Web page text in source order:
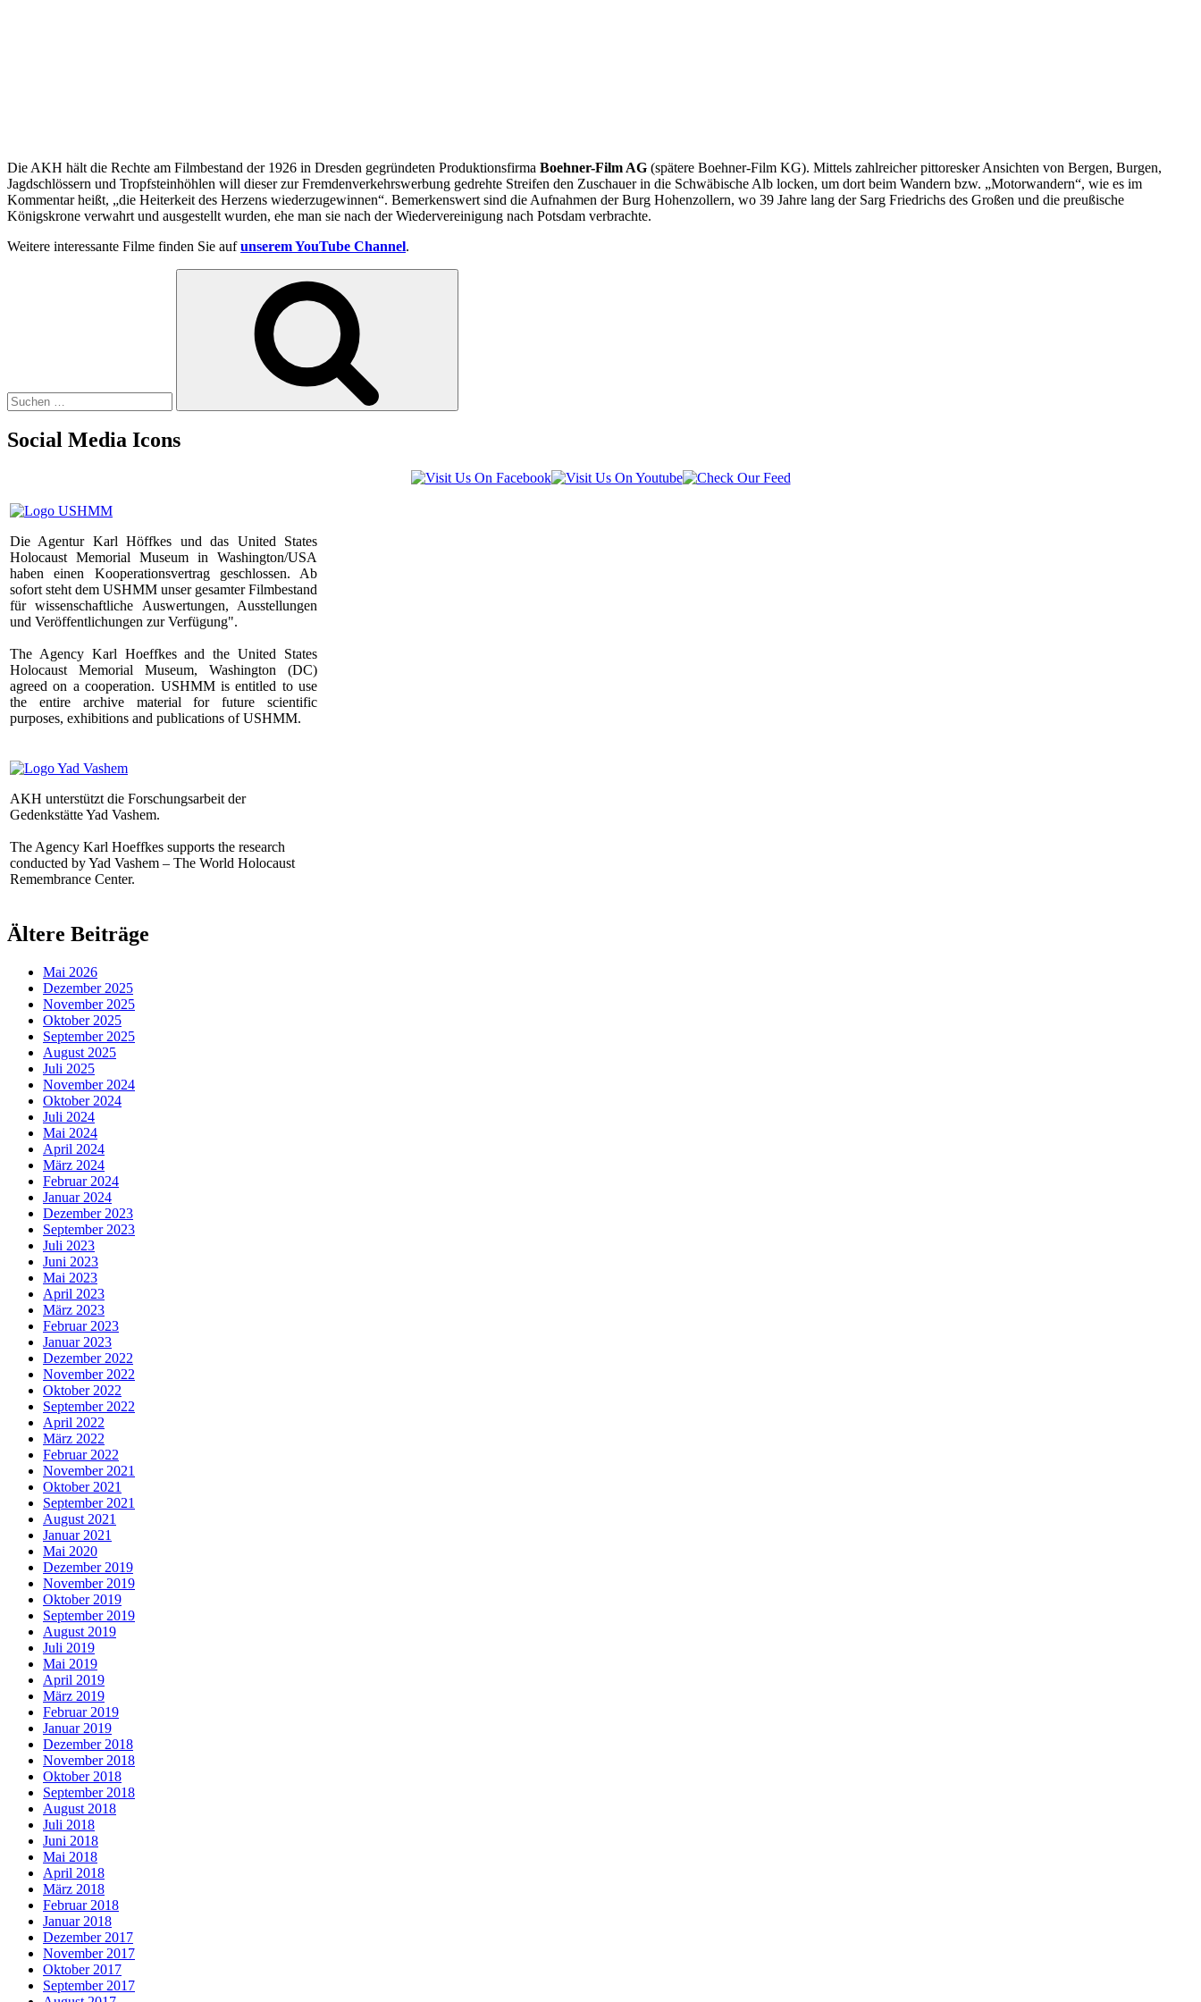
Die AKH hält die Rechte am Filmbestand der 1926 in Dresden gegründeten Produktionsfirma Boehner-Film AG (spätere Boehner-Film KG). Mittels zahlreicher pittoresker Ansichten von Bergen, Burgen,
Jagdschlössern und Tropfsteinhöhlen will dieser zur Fremdenverkehrswerbung gedrehte Streifen den Zuschauer in die Schwäbische Alb locken, um dort beim Wandern bzw. „Motorwandern“, wie es im
Kommentar heißt, „die Heiterkeit des Herzens wiederzugewinnen“. Bemerkenswert sind die Aufnahmen der Burg Hohenzollern, wo 39 Jahre lang der Sarg Friedrichs des Großen und die preußische
Königskrone verwahrt und ausgestellt wurden, ehe man sie nach der Wiedervereinigung nach Potsdam verbrachte.
Weitere interessante Filme finden Sie aufunserem YouTube Channel.
Social Media Icons
Die Agentur Karl Höffkes und das United States
Holocaust Memorial Museum in Washington/USA
haben einen Kooperationsvertrag geschlossen. Ab
sofort steht dem USHMM unser gesamter Filmbestand
für wissenschaftliche Auswertungen, Ausstellungen
und Veröffentlichungen zur Verfügung".
The Agency Karl Hoeffkes and the United States
Holocaust Memorial Museum, Washington (DC)
agreed on a cooperation. USHMM is entitled to use
the entire archive material for future scientific
purposes, exhibitions and publications of USHMM.
AKH unterstützt die Forschungsarbeit der
Gedenkstätte Yad Vashem.
The Agency Karl Hoeffkes supports the research
conducted by Yad Vashem – The World Holocaust
Remembrance Center.
Ältere Beiträge
Mai 2026
Dezember 2025
November 2025
Oktober 2025
September 2025
August 2025
Juli 2025
November 2024
Oktober 2024
Juli 2024
Mai 2024
April 2024
März 2024
Februar 2024
Januar 2024
Dezember 2023
September 2023
Juli 2023
Juni 2023
Mai 2023
April 2023
März 2023
Februar 2023
Januar 2023
Dezember 2022
November 2022
Oktober 2022
September 2022
April 2022
März 2022
Februar 2022
November 2021
Oktober 2021
September 2021
August 2021
Januar 2021
Mai 2020
Dezember 2019
November 2019
Oktober 2019
September 2019
August 2019
Juli 2019
Mai 2019
April 2019
März 2019
Februar 2019
Januar 2019
Dezember 2018
November 2018
Oktober 2018
September 2018
August 2018
Juli 2018
Juni 2018
Mai 2018
April 2018
März 2018
Februar 2018
Januar 2018
Dezember 2017
November 2017
Oktober 2017
September 2017